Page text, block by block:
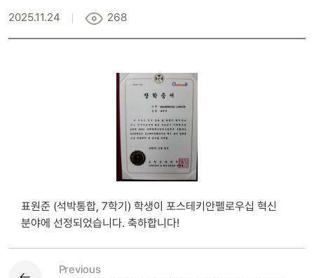
2025.11.24 268
표원준 (석박통합, 7학기) 학생이 포스테키안펠로우십 혁신
분야에 선정되었습니다. 축하합니다!
Previous